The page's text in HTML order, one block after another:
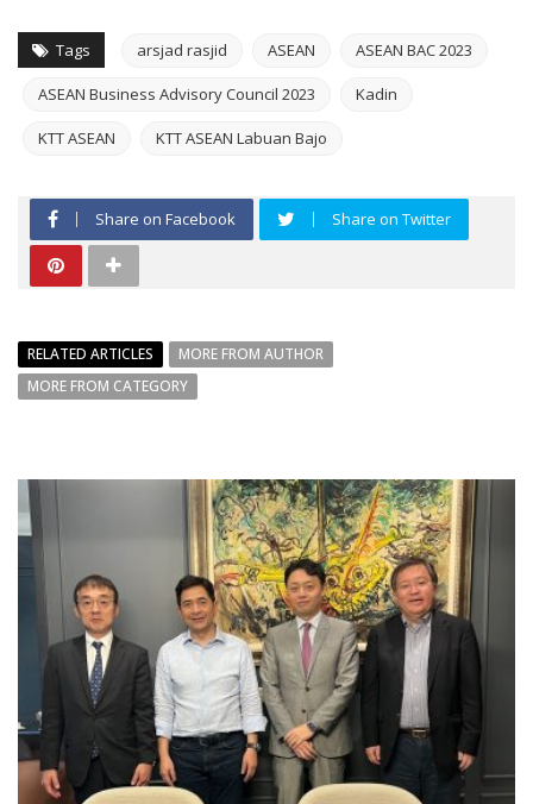
Tags arsjad rasjid ASEAN ASEAN BAC 2023
ASEAN Business Advisory Council 2023 Kadin
KTT ASEAN KTT ASEAN Labuan Bajo
Share on Facebook Share on Twitter
RELATED ARTICLES
MORE FROM AUTHOR
MORE FROM CATEGORY